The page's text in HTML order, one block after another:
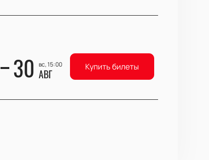
30 вс, 15:00
АВГ Купить билеты